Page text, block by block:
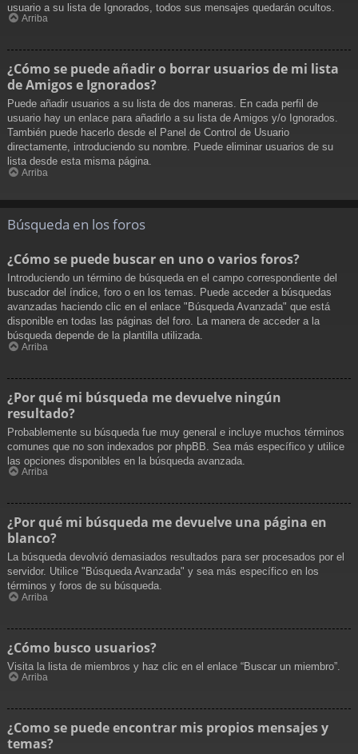
usuario a su lista de Ignorados, todos sus mensajes quedarán ocultos.
Arriba
¿Cómo se puede añadir o borrar usuarios de mi lista
de Amigos e Ignorados?
Puede añadir usuarios a su lista de dos maneras. En cada perfil de
usuario hay un enlace para añadirlo a su lista de Amigos y/o Ignorados.
También puede hacerlo desde el Panel de Control de Usuario
directamente, introduciendo su nombre. Puede eliminar usuarios de su
lista desde esta misma página.
Arriba
Búsqueda en los foros
¿Cómo se puede buscar en uno o varios foros?
Introduciendo un término de búsqueda en el campo correspondiente del
buscador del índice, foro o en los temas. Puede acceder a búsquedas
avanzadas haciendo clic en el enlace "Búsqueda Avanzada" que está
disponible en todas las páginas del foro. La manera de acceder a la
búsqueda depende de la plantilla utilizada.
Arriba
¿Por qué mi búsqueda me devuelve ningún
resultado?
Probablemente su búsqueda fue muy general e incluye muchos términos
comunes que no son indexados por phpBB. Sea más específico y utilice
las opciones disponibles en la búsqueda avanzada.
Arriba
¿Por qué mi búsqueda me devuelve una página en
blanco?
La búsqueda devolvió demasiados resultados para ser procesados por el
servidor. Utilice "Búsqueda Avanzada" y sea más específico en los
términos y foros de su búsqueda.
Arriba
¿Cómo busco usuarios?
Visita la lista de miembros y haz clic en el enlace “Buscar un miembro”.
Arriba
¿Como se puede encontrar mis propios mensajes y
temas?